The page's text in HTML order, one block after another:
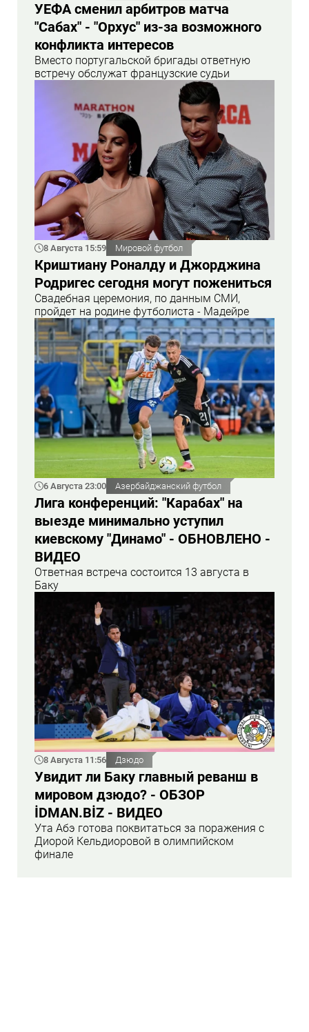
УЕФА сменил арбитров матча
"Сабах" - "Орхус" из-за возможного
конфликта интересов
Вместо португальской бригады ответную
встречу обслужат французские судьи
8 Августа 15:59 Мировой футбол
Криштиану Роналду и Джорджина
Родригес сегодня могут пожениться
Свадебная церемония, по данным СМИ,
пройдет на родине футболиста - Мадейре
6 Августа 23:00 Азербайджанский футбол
Лига конференций: "Карабах" на
выезде минимально уступил
киевскому "Динамо" - ОБНОВЛЕНО -
ВИДЕО
Ответная встреча состоится 13 августа в
Баку
8 Августа 11:56 Дзюдо
Увидит ли Баку главный реванш в
мировом дзюдо? - ОБЗОР
İDMAN.BİZ - ВИДЕО
Ута Абэ готова поквитаться за поражения с
Диорой Кельдиоровой в олимпийском
финале